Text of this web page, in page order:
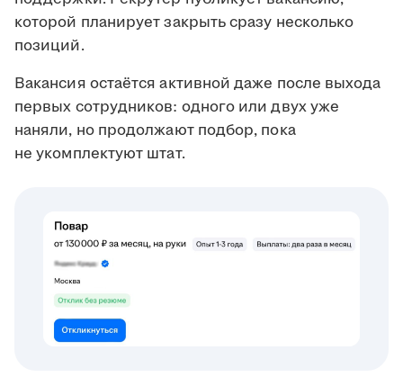
которой планирует закрыть сразу несколько
позиций.
Вакансия остаётся активной даже после выхода
первых сотрудников: одного или двух уже
наняли, но продолжают подбор, пока
не укомплектуют штат.